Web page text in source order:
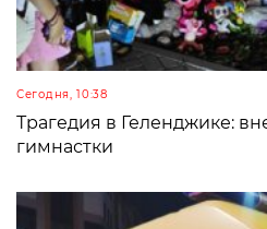
Сегодня, 10:38
Трагедия в Геленджике:
гимнастки